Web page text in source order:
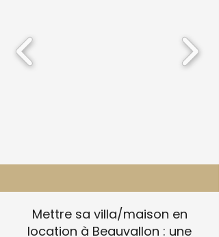
Mettre sa villa/maison en
location à Beauvallon : une